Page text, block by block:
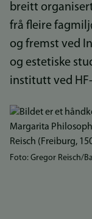
breitt
frå fleire
og fremst ved
og estetiske
institutt ved
Bilde
Foto: Gregor Reisch/